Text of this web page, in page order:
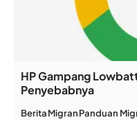
HP Gampang
Penyebabnya
BeritaMigranPanduan